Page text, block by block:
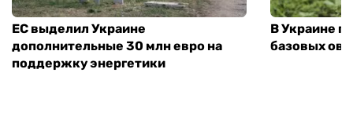
ЕС выделил Украине
дополнительные 30 млн евро на
поддержку энергетики
В Украине
базовых